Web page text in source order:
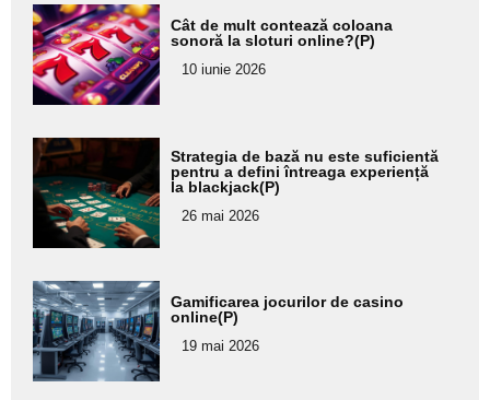
Adaugă
aici textul
pentru
subtitlu
Cât de mult contează coloana
sonoră la sloturi online?(P)
10 iunie 2026
Adaugă
aici textul
pentru
subtitlu
Strategia de bază nu este suficientă
pentru a defini întreaga experiență
la blackjack(P)
26 mai 2026
Adaugă
aici textul
pentru
subtitlu
Gamificarea jocurilor de casino
online(P)
19 mai 2026